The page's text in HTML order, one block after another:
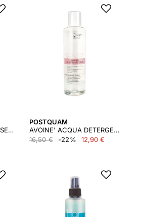
GEL DETERGENTE VISO SENSE 150 ML.
POSTQUAM
AVOINE' ACQUA DETERGENTE PER LA CURA DEL VISO 200 ML.
16,50 €
-22% 12,90 €